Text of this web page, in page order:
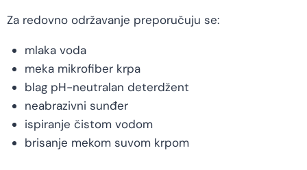
Za redovno održavanje preporučuju se:
mlaka voda
meka mikrofiber krpa
blag pH-neutralan deterdžent
neabrazivni sunđer
ispiranje čistom vodom
brisanje mekom suvom krpom